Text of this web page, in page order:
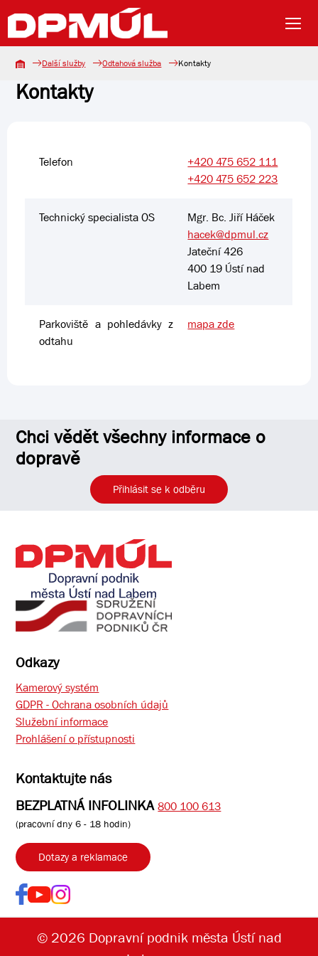
Další služby Odtahová služba Kontakty
Kontakty
Telefon
+420 475 652 111
+420 475 652 223
Technický specialista OS
Mgr. Bc. Jiří Háček
hacek@dpmul.cz
Jateční 426
400 19 Ústí nad
Labem
Parkoviště a pohledávky z
odtahu
mapa zde
Chci vědět všechny informace o
dopravě
Přihlásit se k odběru
Odkazy
Kamerový systém
GDPR - Ochrana osobních údajů
Služební informace
Prohlášení o přístupnosti
Kontaktujte nás
BEZPLATNÁ INFOLINKA 800 100 613
(pracovní dny 6 - 18 hodin)
Dotazy a reklamace
© 2026 Dopravní podnik města Ústí nad